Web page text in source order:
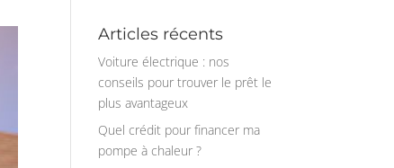
Articles récents
Voiture électrique : nos
conseils pour trouver le prêt le
plus avantageux
Quel crédit pour financer ma
pompe à chaleur ?